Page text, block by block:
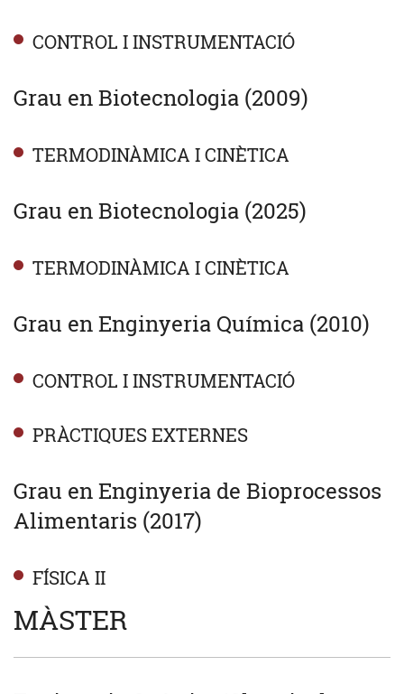
CONTROL I INSTRUMENTACIÓ
Grau en Biotecnologia (2009)
TERMODINÀMICA I CINÈTICA
Grau en Biotecnologia (2025)
TERMODINÀMICA I CINÈTICA
Grau en Enginyeria Química (2010)
CONTROL I INSTRUMENTACIÓ
PRÀCTIQUES EXTERNES
Grau en Enginyeria de Bioprocessos
Alimentaris (2017)
FÍSICA II
MÀSTER